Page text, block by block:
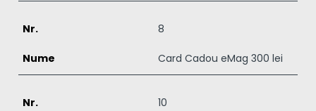
8
Card Cadou eMag 300 lei
10